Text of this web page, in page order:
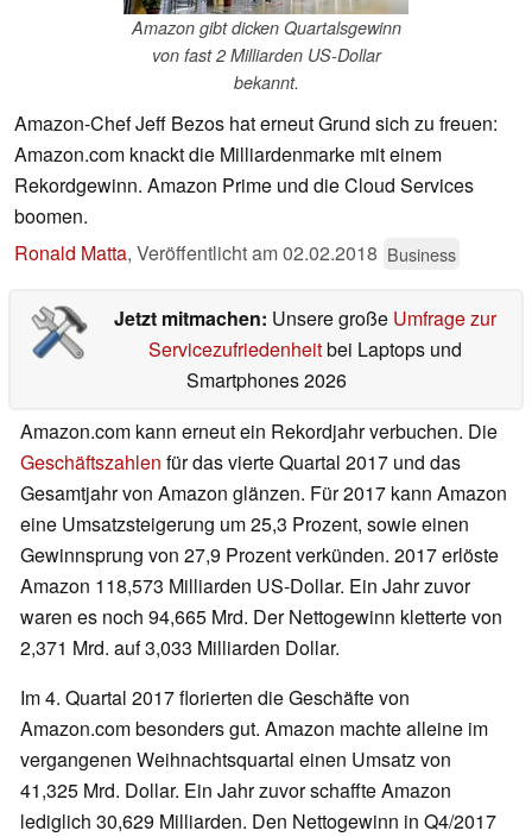
Amazon gibt dicken Quartalsgewinn
von fast 2 Milliarden US-Dollar
bekannt.
Amazon-Chef Jeff Bezos hat erneut Grund sich zu freuen:
Amazon.com knackt die Milliardenmarke mit einem
Rekordgewinn. Amazon Prime und die Cloud Services
boomen.
Ronald Matta, Veröffentlicht am02.02.2018 Business
Jetzt mitmachen: Unsere große Umfrage zur
Servicezufriedenheitbei Laptops und
Smartphones 2026
Amazon.com kann erneut ein Rekordjahr verbuchen. Die
Geschäftszahlen für das vierte Quartal 2017 und das
Gesamtjahr von Amazon glänzen. Für 2017 kann Amazon
eine Umsatzsteigerung um 25,3 Prozent, sowie einen
Gewinnsprung von 27,9 Prozent verkünden. 2017 erlöste
Amazon 118,573 Milliarden US-Dollar. Ein Jahr zuvor
waren es noch 94,665 Mrd. Der Nettogewinn kletterte von
2,371 Mrd. auf 3,033 Milliarden Dollar.
Im 4. Quartal 2017 florierten die Geschäfte von
Amazon.com besonders gut. Amazon machte alleine im
vergangenen Weihnachtsquartal einen Umsatz von
41,325 Mrd. Dollar. Ein Jahr zuvor schaffte Amazon
lediglich 30,629 Milliarden. Den Nettogewinn in Q4/2017